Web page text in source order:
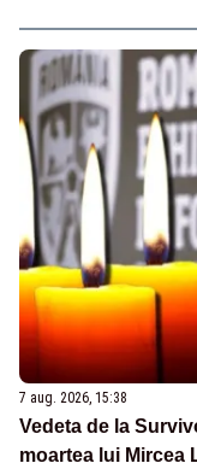
7 aug. 2026, 15:38
Vedeta de la
moartea lui Mircea